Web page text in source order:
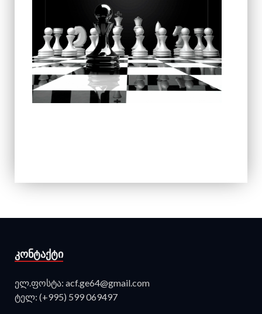
ᲙᲝᲜᲢᲐᲥᲢᲘ
ელ.ფოსტა: acf.ge64@gmail.com
ტელ: (+995) 599 069497